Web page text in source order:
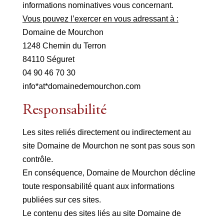
informations nominatives vous concernant.
Vous pouvez l’exercer en vous adressant à :
Domaine de Mourchon
1248 Chemin du Terron
84110 Séguret
04 90 46 70 30
info*at*domainedemourchon.com
Responsabilité
Les sites reliés directement ou indirectement au
site Domaine de Mourchon ne sont pas sous son
contrôle.
En conséquence, Domaine de Mourchon décline
toute responsabilité quant aux informations
publiées sur ces sites.
Le contenu des sites liés au site Domaine de